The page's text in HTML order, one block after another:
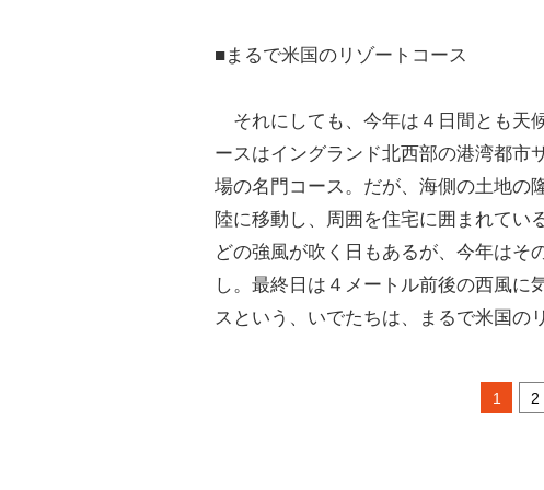
■まるで米国のリゾートコース
それにしても、今年は４日間とも天
ースはイングランド北西部の港湾都市
場の名門コース。だが、海側の土地の
陸に移動し、周囲を住宅に囲まれてい
どの強風が吹く日もあるが、今年はそ
し。最終日は４メートル前後の西風に
スという、いでたちは、まるで米国の
1 2